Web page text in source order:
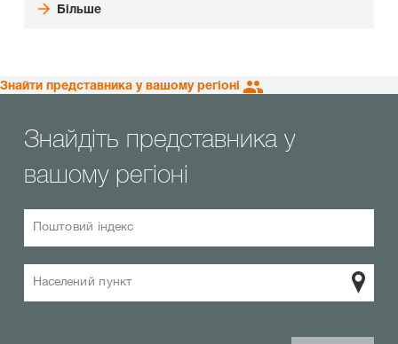
Більше
Знайти представника у вашому регіоні
Знайдіть представника у
вашому регіоні
Поштовий індекс
Населений пункт